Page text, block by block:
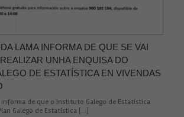
LAMA INFORMA DE QUE SE VAI
UNHA ENQUISA DO
DE ESTATÍSTICA EN VIVENDAS
informa de que o Instituto Galego de Estatística
Galego de Estatística […]